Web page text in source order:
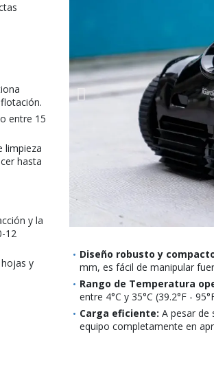
entre 15
limpieza
hasta
y la
12
y
Diseño robusto y
mm, es fácil de manipular
Rango de Temperatura
entre 4°C y 35°C (39.2°F -
Carga eficiente: A pesar de
equipo completamente en